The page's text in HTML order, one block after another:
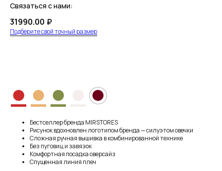
Связаться с нами:
31990.00 ₽
Подберите свой точный размер
● ● ● ●
Бестселлер бренда MIRSTORES
Рисунок вдохновлен логотипом бренда — силуэтом овечки
Сложная ручная вышивка в комбинированной технике
Без пуговиц и завязок
Комфортная посадка оверсайз
Спущенная линия плеч